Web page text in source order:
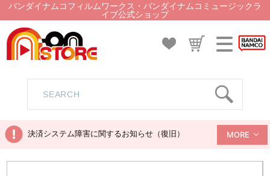
バンダイナムコフィルムワークス・バンダイナムコミュージックラ
イブ公式ショップ
決済システム障害に関するお知らせ（復旧） MORE